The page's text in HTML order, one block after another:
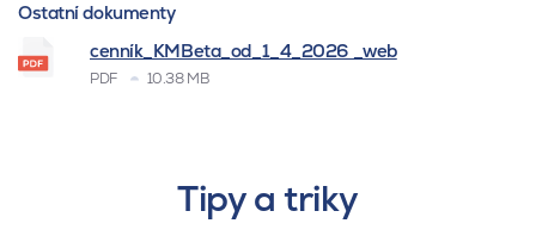
Ostatní dokumenty
cenník_KMBeta_od_1_4_2026 _web
PDF 10.38 MB
Tipy a triky